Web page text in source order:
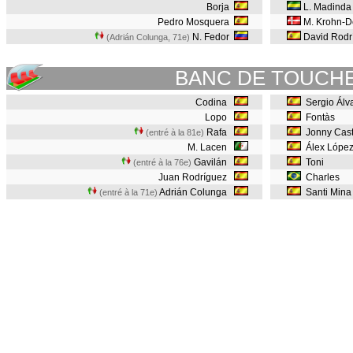
Borja
Pedro Mosquera
(Adrián Colunga, 71e) N. Fedor
L. Madinda
M. Krohn-
David
BANC DE
Codina
Lopo
(entré à la 81e) Rafa
M. Lacen
(entré à la 76e) Gavilán
Juan Rodríguez
(entré à la 71e) Adrián Colunga
Sergio
Fontàs
Jonny
Álex
Toni
Charles
Santi Mina